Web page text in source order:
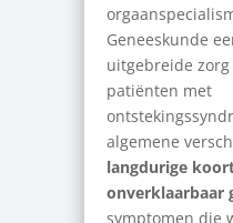
Geneeskunde
uitgebreide
patiënten met
algemene
langdurige
onverklaarbaar
symptomen die